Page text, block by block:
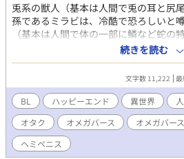
兎系の獣人（基本は人間で兎の耳と尻
孫であるミラビは、冷酷で恐ろしいと
（基本は人間で体の一部に鱗など蛇の
ルテシュラとの縁談を持ちかけられる
ァである伯爵は、世継ぎのために多産
いるという。 国益のため、愛のない政
人にとって恐ろしく感じる「蛇」な
はミラビは大の蛇マニア！ 喜んで伯爵
の道具扱いでもなんでもOK！毎日蛇系
ピー！ しかも、最初は「蛇だから好き
爵本人も素敵な人だとわかって、とに
生まれてからずっと嫌われ続けてきた
続きを読む
文字数 11,222
BL ハッピーエンド 異世界
オタク
オメガバース
オメガバー
ヘミペニス